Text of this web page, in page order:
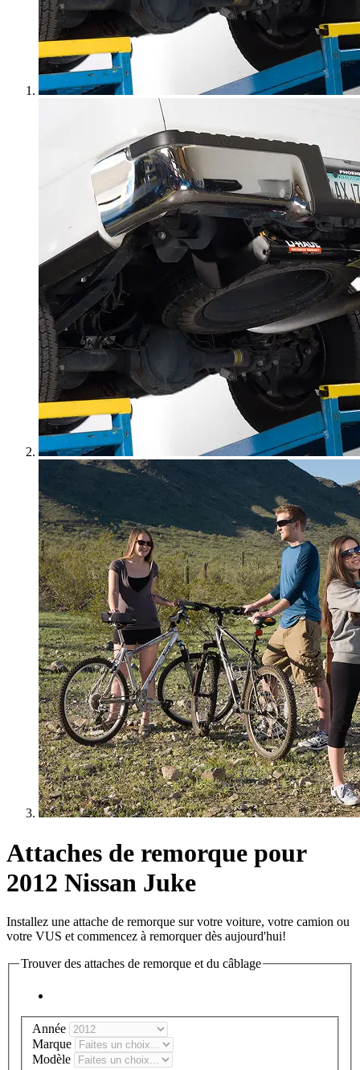
Attaches de remorque pour
2012 Nissan Juke
Installez une attache de remorque sur votre voiture, votre camion ou
votre VUS et commencez à remorquer dès aujourd'hui!
Trouver des attaches de remorque et du câblage
Année
Marque
Modèle